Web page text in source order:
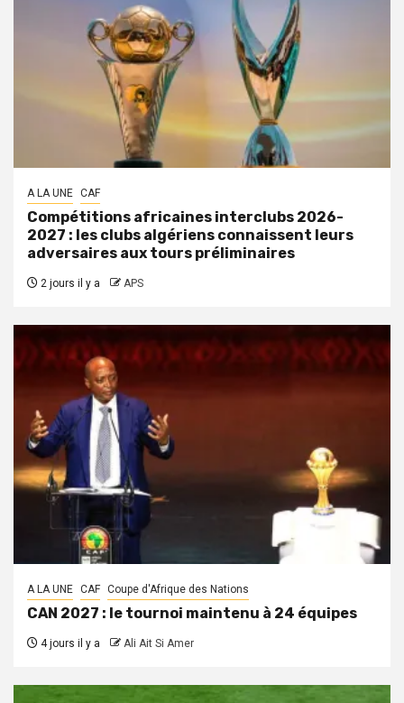
A LA UNE CAF
Compétitions africaines interclubs 2026-
2027 : les clubs algériens connaissent leurs
adversaires aux tours préliminaires
2 jours il y a APS
A LA UNE CAF Coupe d'Afrique des Nations
CAN 2027 : le tournoi maintenu à 24 équipes
4 jours il y a Ali Ait Si Amer